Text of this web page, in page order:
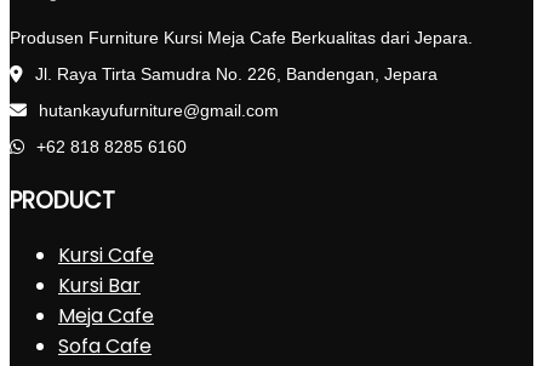
Produsen Furniture Kursi Meja Cafe Berkualitas dari Jepara.
Jl. Raya Tirta Samudra No. 226, Bandengan, Jepara
hutankayufurniture@gmail.com
+62 818 8285 6160
PRODUCT
Kursi Cafe
Kursi Bar
Meja Cafe
Sofa Cafe